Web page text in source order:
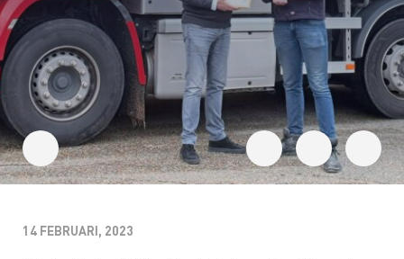
14 FEBRUARI, 2023